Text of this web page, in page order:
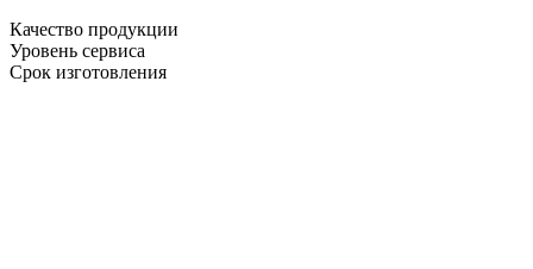
Качество продукции
Уровень сервиса
Срок изготовления